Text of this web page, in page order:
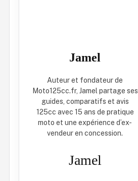
Jamel
Auteur et fondateur de
Moto125cc.fr, Jamel partage ses
guides, comparatifs et avis
125cc avec 15 ans de pratique
moto et une expérience d’ex-
vendeur en concession.
Jamel